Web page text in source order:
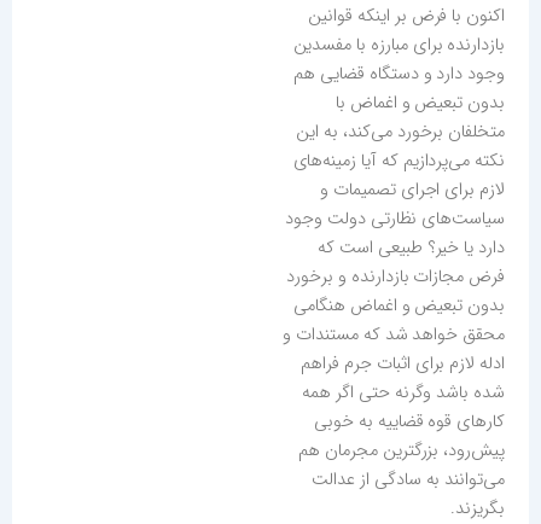
اکنون با فرض بر اینکه قوانین
بازدارنده برای مبارزه با مفسدین
وجود دارد و دستگاه قضایی هم
بدون تبعیض و اغماض با
متخلفان برخورد می‌کند، به این
نکته می‌پردازیم که آیا زمینه‌های
لازم برای اجرای تصمیمات و
سیاست‌های نظارتی دولت وجود
دارد یا خیر؟ طبیعی است که
فرض مجازات بازدارنده و برخورد
بدون تبعیض و اغماض هنگامی
محقق خواهد شد که مستندات و
ادله لازم برای اثبات جرم فراهم
شده باشد وگرنه حتی اگر همه
کارهای قوه قضاییه به خوبی
پیش‌رود، بزرگترین مجرمان هم
می‌توانند به سادگی از عدالت
بگریزند.